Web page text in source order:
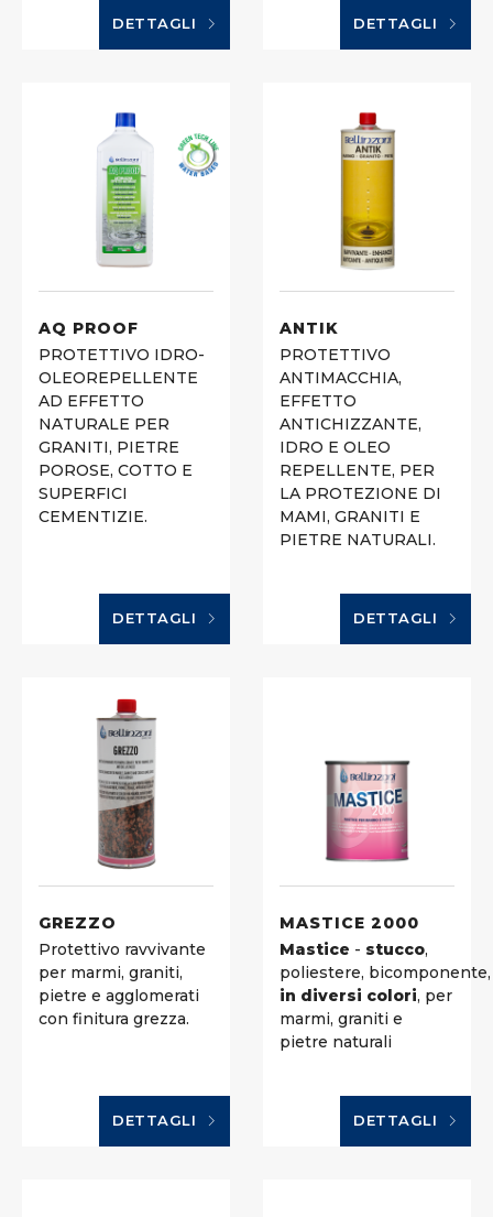
DETTAGLI DETTAGLI
AQ PROOF
PROTETTIVO IDRO-
OLEOREPELLENTE
AD EFFETTO
NATURALE PER
GRANITI, PIETRE
POROSE, COTTO E
SUPERFICI
CEMENTIZIE.
DETTAGLI
ANTIK
PROTETTIVO
ANTIMACCHIA,
EFFETTO
ANTICHIZZANTE,
IDRO E OLEO
REPELLENTE, PER
LA PROTEZIONE DI
MAMI, GRANITI E
PIETRE NATURALI.
DETTAGLI
GREZZO
Protettivo ravvivante
per marmi, graniti,
pietre e agglomerati
con finitura grezza.
DETTAGLI
MASTICE 2000
Mastice - stucco,
poliestere, bicomponente,
in diversi colori, per
marmi, graniti e
pietre naturali
DETTAGLI